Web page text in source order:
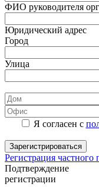
ФИО руководителя
Юридический адрес
Город
Улица
Я согласен с
Зарегистрироваться
Регистрация частного
Подтверждение
регистрации